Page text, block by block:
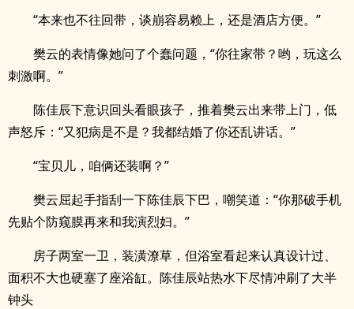
“本来也不往回带，谈崩容易赖上，还是酒店方便。”
樊云的表情像她问了个蠢问题，“你往家带？哟，玩这么
刺激啊。”
陈佳辰下意识回头看眼孩子，推着樊云出来带上门，低
声怒斥：“又犯病是不是？我都结婚了你还乱讲话。”
“宝贝儿，咱俩还装啊？”
樊云屈起手指刮一下陈佳辰下巴，嘲笑道：“你那破手机
先贴个防窥膜再来和我演烈妇。”
房子两室一卫，装潢潦草，但浴室看起来认真设计过、
面积不大也硬塞了座浴缸。陈佳辰站热水下尽情冲刷了大半
钟头